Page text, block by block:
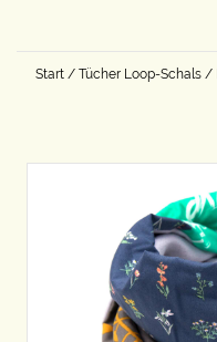
Start / Tücher Loop-Schals /